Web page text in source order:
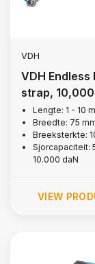
VDH
VDH Endless
strap,
Lengte: 1 - 10 m
Breedte: 75
Breeksterkte:
Sjorcapaciteit:
10.000 daN
VIEW